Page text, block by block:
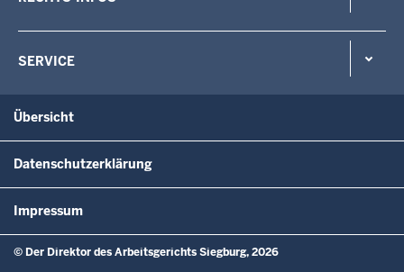
SERVICE
Übersicht
Datenschutzerklärung
Impressum
© Der Direktor des Arbeitsgerichts Siegburg, 2026